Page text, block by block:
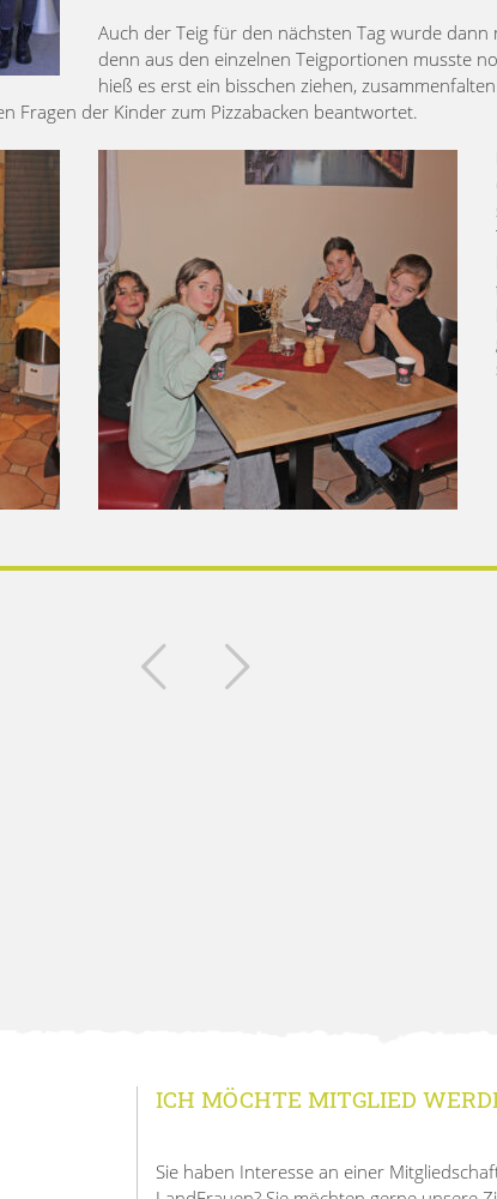
Auch der Teig für den nächsten Tag wurde dann
denn aus den einzelnen Teigportionen musste
hieß es erst ein bisschen ziehen,
Fragen der Kinder zum Pizzabacken beantwortet.
ICH MÖCHTE MITGLIED
Sie haben Interesse an einer